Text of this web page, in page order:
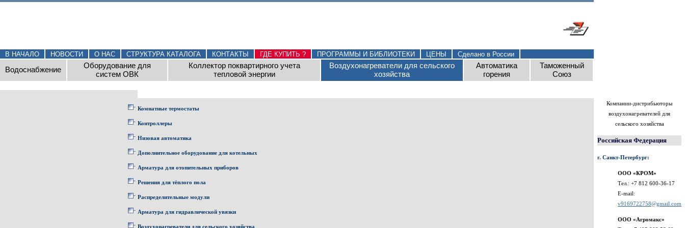
В НАЧАЛО НОВОСТИ О НАС СТРУКТУРА КАТАЛОГА КОНТАКТЫ ГДЕ КУПИТЬ ? ПРОГРАММЫ И БИБЛИОТЕКИ ЦЕНЫ Сделано в России
Водоснабжение
Оборудование для
систем ОВК
Коллектор поквартирного учета
тепловой энергии
Воздухонагреватели для сельского
хозяйства
Автоматика
горения
Таможенный
Союз
Комнатные термостаты
Контроллеры
Низовая автоматика
Дополнительное оборудование для котельных
Арматура для отопительных приборов
Решения для тёплого пола
Распределительные модули
Арматура для гидравлической увязки
Воздухонагреватели для сельского хозяйства
Компании-дистрибьюторы
воздухонагревателей для
сельского хозяйства
Российская Федерация
г. Санкт-Петербург:
ООО «КРОМ»
Тел.: +7 812 600-36-17
E-mail:
v9169722758@gmail.com
ООО «Агромакс»